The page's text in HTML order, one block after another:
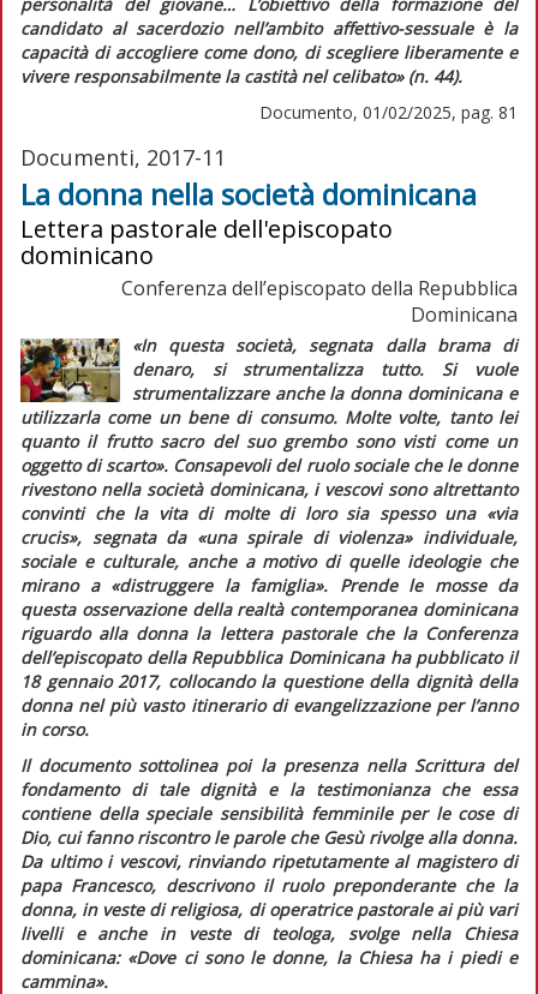
candidato al sacerdozio nell’ambito affettivo-sessuale è la
capacità di accogliere come dono, di scegliere liberamente e
vivere responsabilmente la castità nel celibato»(n. 44).
Documento, 01/02/2025, pag. 81
Documenti, 2017-11
La donna nella società dominicana
Lettera pastorale dell'episcopato
dominicano
Conferenza dell’episcopato della Repubblica
Dominicana
«In questa società, segnata dalla brama di
denaro, si strumentalizza tutto. Si vuole
strumentalizzare anche la donna dominicana e
utilizzarla come un bene di consumo. Molte volte, tanto lei
quanto il frutto sacro del suo grembo sono visti come un
oggetto di scarto». Consapevoli del ruolo sociale che le donne
rivestono nella società dominicana, i vescovi sono altrettanto
convinti che la vita di molte di loro sia spesso una «via
crucis», segnata da «una spirale di violenza»individuale,
sociale e culturale, anche a motivo di quelle ideologie che
mirano a «distruggere la famiglia». Prende le mosse da
questa osservazione della realtà contemporanea dominicana
riguardo alla donna la lettera pastorale che la Conferenza
dell’episcopato della Repubblica Dominicana ha pubblicato il
18 gennaio 2017, collocando la questione della dignità della
donna nel più vasto itinerario di evangelizzazione per l’anno
in corso.
Il documento sottolinea poi la presenza nella Scrittura del
fondamento di tale dignità e la testimonianza che essa
contiene della speciale sensibilità femminile per le cose di
Dio, cui fanno riscontro le parole che Gesù rivolge alla donna.
Da ultimo i vescovi, rinviando ripetutamente al magistero di
papa Francesco, descrivono il ruolo preponderante che la
donna, in veste di religiosa, di operatrice pastorale ai più vari
livelli e anche in veste di teologa, svolge nella Chiesa
dominicana: «Dove ci sono le donne, la Chiesa ha i piedi e
cammina».